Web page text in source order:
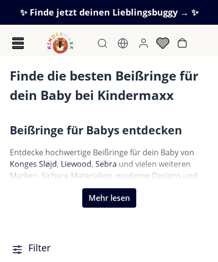
Zum Hauptinhalt springen
✨ Finde jetzt deinen Lieblingsbuggy → ✨
Finde die besten Beißringe für
dein Baby bei Kindermaxx
Beißringe für Babys entdecken
Entdecke hochwertige Beißringe für dein Baby von
Konges Sløjd, Liewood, Sebra und vielen weiteren
Marken. Sichere Materialien, moderne Designs und
angenehme Oberflächen sorgen für Beruhigung
während der Zahnungsphase – jetzt bei Kindermaxx
Mehr lesen
Filter